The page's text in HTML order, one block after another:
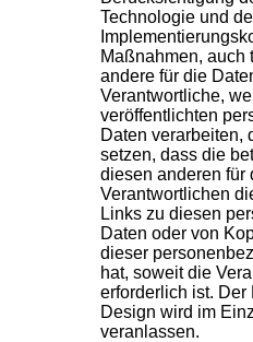
Technologie und
Maßnahmen, auch
andere für die
Verantwortliche,
veröffentlichten
Daten verarbeiten,
setzen, dass die
diesen anderen für
Verantwortlichen
Links zu diesen
Daten oder von
dieser
hat, soweit die
erforderlich ist. Der
Design wird im
veranlassen.